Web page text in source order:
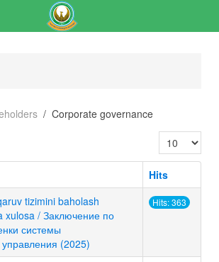
Corporate governance
Display #
Hits
tizimini baholash
xulosa / Заключение по
системы
управления (2025)
Hits: 363